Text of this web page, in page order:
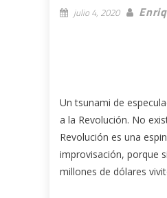
julio 4, 2020
Un tsunami de
a la Revolución. No
Revolución es una
improvisación, porque
millones de dólares